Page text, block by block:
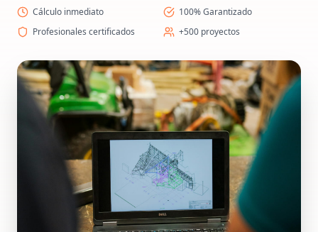
Cálculo inmediato
100% Garantizado
Profesionales certificados
+500 proyectos